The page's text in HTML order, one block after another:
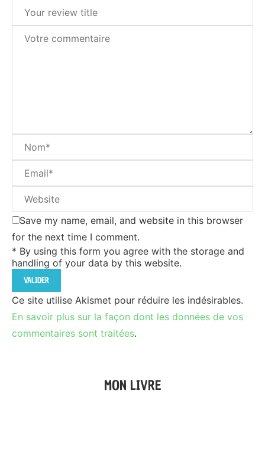
Save my name, email, and website in this browser
for the next time I comment.
* By using this form you agree with the storage and
handling of your data by this website.
Ce site utilise Akismet pour réduire les indésirables.
En savoir plus sur la façon dont les données de vos
commentaires sont traitées.
MON LIVRE